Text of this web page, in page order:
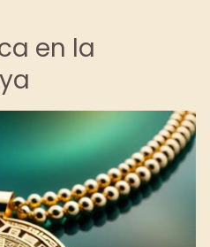
en la